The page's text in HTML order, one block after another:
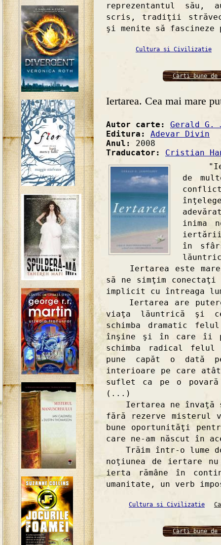
reprezentantul său,
scris, tradiţii
şi menite să
Cultura si Civilizatie
Carti bune
Iertarea. Cea mai mare
Autor carte: Gerald G.
Editura: Adevar Divin
Anul: 2008
Traducator: Cristian
de
inima
în
Iertarea este
să ne simţim
implicit cu întreaga
Iertarea are
viaţa lăuntrică şi
schimba dramatic
înşine şi în care îi
schimba radical
pune capăt o dată
interioare pe care
suflet ca pe o
(...)
Iertarea ne învaţă
fără rezerve misterul
bune oportunităţi
care ne-am născut în
Trăim într-o lume
noţiunea de iertare
ierta rămâne în
umanitate, un verb
Cultura si Civilizatie
Carti bune